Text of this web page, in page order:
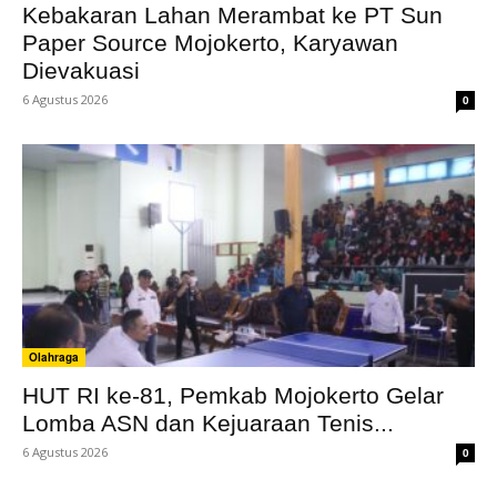
Kebakaran Lahan Merambat ke PT Sun
Paper Source Mojokerto, Karyawan
Dievakuasi
6 Agustus 2026 0
Olahraga
HUT RI ke-81, Pemkab Mojokerto Gelar
Lomba ASN dan Kejuaraan Tenis...
6 Agustus 2026 0